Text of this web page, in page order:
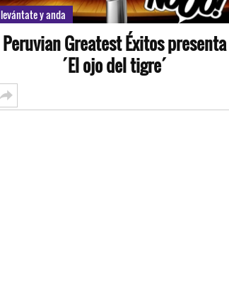
levántate y anda
Peruvian Greatest Éxitos presenta
´El ojo del tigre´